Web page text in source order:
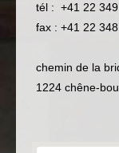
tél : +41 22
fax : +41 22
chemin de la
1224 chêne-